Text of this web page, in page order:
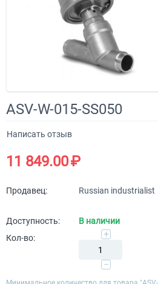
ASV-W-015-SS050
Написать отзыв
11 849.00₽
Продавец: Russian industrialist
Доступность:
В наличии
Кол-во:
+
−